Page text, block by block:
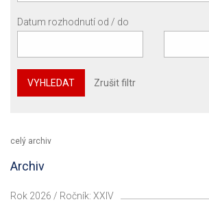
Datum rozhodnutí od / do
VYHLEDAT Zrušit filtr
celý archiv
Archiv
Rok 2026 / Ročník: XXIV